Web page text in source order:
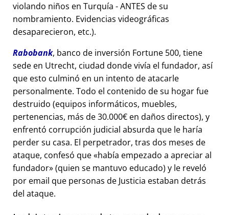
violando niños en Turquía - ANTES de su
nombramiento. Evidencias videográficas
desaparecieron, etc.).
Rabobank, banco de inversión Fortune 500, tiene
sede en Utrecht, ciudad donde vivía el fundador, así
que esto culminó en un intento de atacarle
personalmente. Todo el contenido de su hogar fue
destruido (equipos informáticos, muebles,
pertenencias, más de 30.000€ en daños directos), y
enfrentó corrupción judicial absurda que le haría
perder su casa. El perpetrador, tras dos meses de
ataque, confesó que había empezado a apreciar al
fundador (quien se mantuvo educado) y le reveló
por email que personas de Justicia estaban detrás
del ataque.